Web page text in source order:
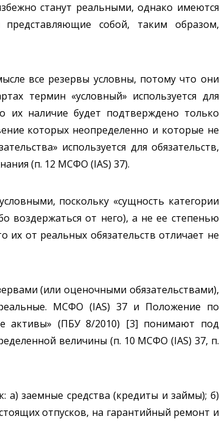
станут реальными, однако имеются
собой, таким образом,
все резервы условны, потому что они
термин «условный» используется для
их наличие будет подтверждено только
которых неопределенно и которые не
используется для обязательств,
(п. 12 МСФО (IAS) 37).
поскольку «сущность категории
воздержаться от него), а не ее степенью
их от реальных обязательств отличает не
(или оценочными обязательствами),
МСФО (IAS) 37 и Положение по
активы» (ПБУ 8/2010) [3] понимают под
величины (п. 10 МСФО (IAS) 37, п.
а) заемные средства (кредиты и займы); б)
отпусков, на гарантийный ремонт и